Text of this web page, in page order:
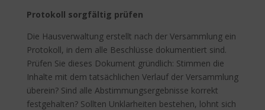
Protokoll sorgfältig prüfen
Die Hausverwaltung erstellt nach der Versammlung ein
Protokoll, in dem alle Beschlüsse dokumentiert sind.
Prüfen Sie dieses Dokument gründlich: Stimmen die
Inhalte mit dem tatsächlichen Verlauf der Versammlung
überein? Sind alle Abstimmungsergebnisse korrekt
festgehalten? Sollten Unklarheiten bestehen, lohnt sich